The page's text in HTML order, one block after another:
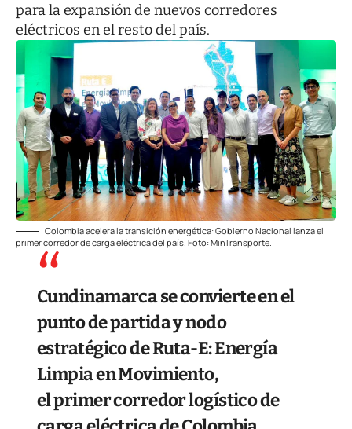
para la expansión de nuevos corredores
eléctricos en el resto del país.
Colombia acelera la transición energética: Gobierno Nacional lanza el
primer corredor de carga eléctrica del país. Foto: MinTransporte.
Cundinamarca se convierte en el
punto de partida y nodo
estratégico de Ruta-E: Energía
Limpia en Movimiento,
el primer corredor logístico de